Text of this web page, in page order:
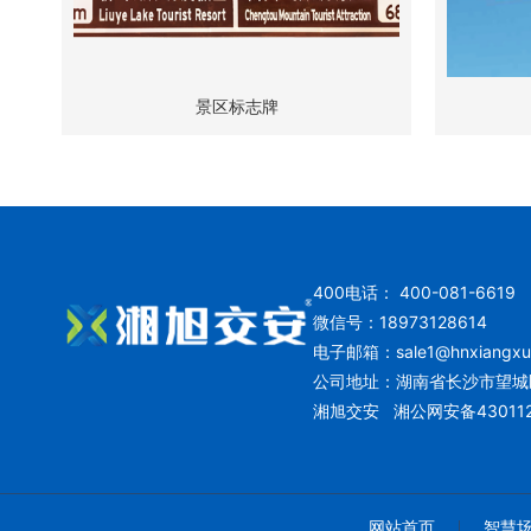
景区标志牌
400电话： 400-081-6619
微信号：18973128614
电子邮箱：
公司地址：湖南省长沙市望
湘旭交安 湘公网安备
网站首页 智慧